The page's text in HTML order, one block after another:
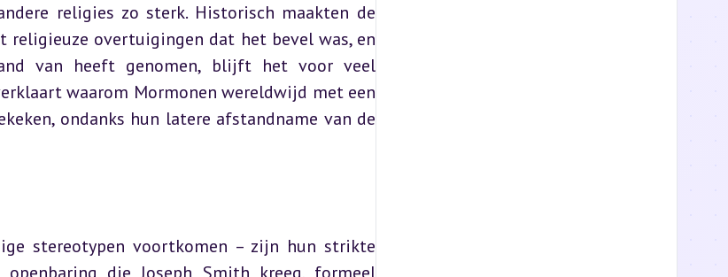
religies zo sterk. Historisch maakten de
religieuze overtuigingen dat het bevel was, en
van heeft genomen, blijft het voor veel
waarom Mormonen wereldwijd met een
ondanks hun latere afstandname van de
stereotypen voortkomen – zijn hun strikte